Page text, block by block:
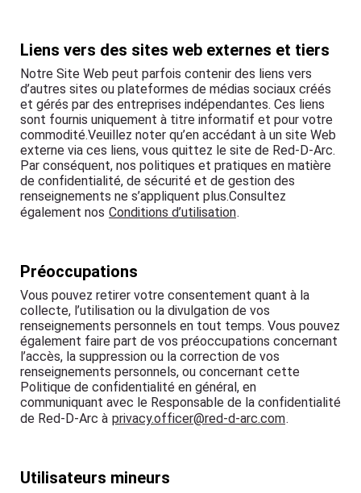
Liens vers des sites web externes et tiers
Notre Site Web peut parfois contenir des liens vers
d’autres sites ou plateformes de médias sociaux créés
et gérés par des entreprises indépendantes. Ces liens
sont fournis uniquement à titre informatif et pour votre
commodité.Veuillez noter qu’en accédant à un site Web
externe via ces liens, vous quittez le site de Red-D-Arc.
Par conséquent, nos politiques et pratiques en matière
de confidentialité, de sécurité et de gestion des
renseignements ne s’appliquent plus.Consultez
également nos Conditions d’utilisation.
Préoccupations
Vous pouvez retirer votre consentement quant à la
collecte, l’utilisation ou la divulgation de vos
renseignements personnels en tout temps. Vous pouvez
également faire part de vos préoccupations concernant
l’accès, la suppression ou la correction de vos
renseignements personnels, ou concernant cette
Politique de confidentialité en général, en
communiquant avec le Responsable de la confidentialité
de Red-D-Arc à privacy.officer@red-d-arc.com.
Utilisateurs mineurs